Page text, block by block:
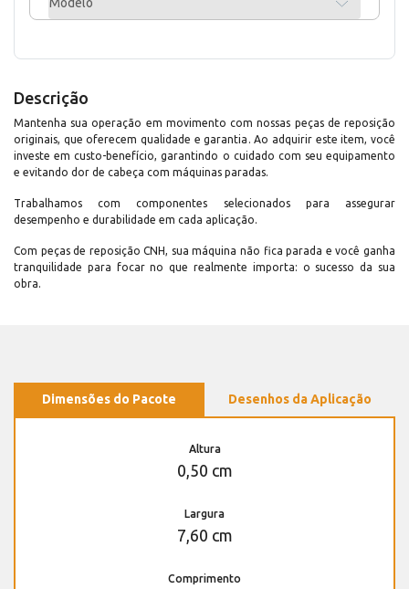
Descrição
Mantenha sua operação em movimento com nossas peças de reposição
originais, que oferecem qualidade e garantia. Ao adquirir este item, você
investe em custo-benefício, garantindo o cuidado com seu equipamento
e evitando dor de cabeça com máquinas paradas.
Trabalhamos com componentes selecionados para assegurar
desempenho e durabilidade em cada aplicação.
Com peças de reposição CNH, sua máquina não fica parada e você ganha
tranquilidade para focar no que realmente importa: o sucesso da sua
obra.
Dimensões do Pacote Desenhos da Aplicação
Altura
0,50 cm
Largura
7,60 cm
Comprimento